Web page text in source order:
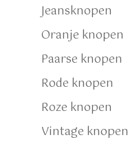
Jeansknopen
Oranje knopen
Paarse knopen
Rode knopen
Roze knopen
Vintage knopen